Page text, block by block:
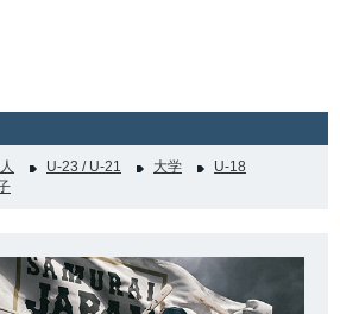
U-23 / U-21 大学
U-18